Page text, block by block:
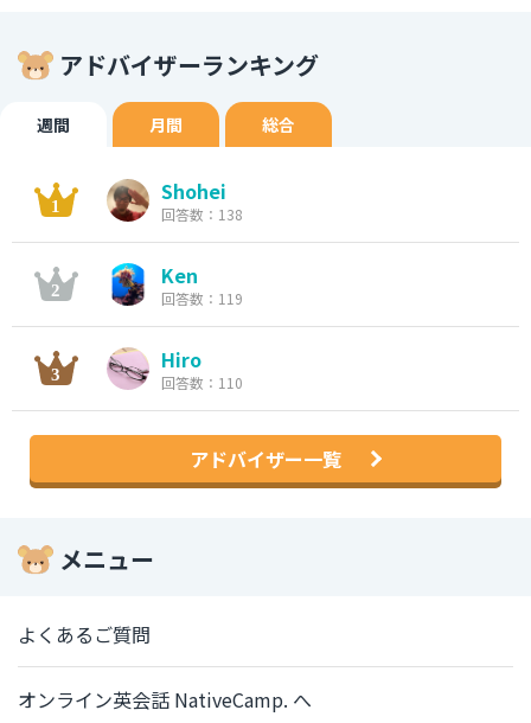
アドバイザーランキング
週間 月間 総合
Shohei
回答数：138
Ken
回答数：119
Hiro
回答数：110
アドバイザー一覧
メニュー
よくあるご質問
オンライン英会話 NativeCamp. へ